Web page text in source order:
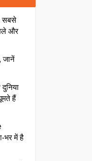
सबसे
और
जानें
हैं
भर में है